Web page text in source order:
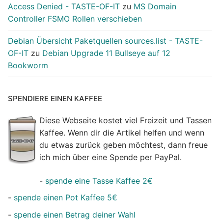
Access Denied - TASTE-OF-IT zu MS Domain
Controller FSMO Rollen verschieben
Debian Übersicht Paketquellen sources.list - TASTE-
OF-IT zu Debian Upgrade 11 Bullseye auf 12
Bookworm
SPENDIERE EINEN KAFFEE
Diese Webseite kostet viel Freizeit und Tassen
Kaffee. Wenn dir die Artikel helfen und wenn
du etwas zurück geben möchtest, dann freue
ich mich über eine Spende per PayPal.
- spende eine Tasse Kaffee 2€
- spende einen Pot Kaffee 5€
- spende einen Betrag deiner Wahl